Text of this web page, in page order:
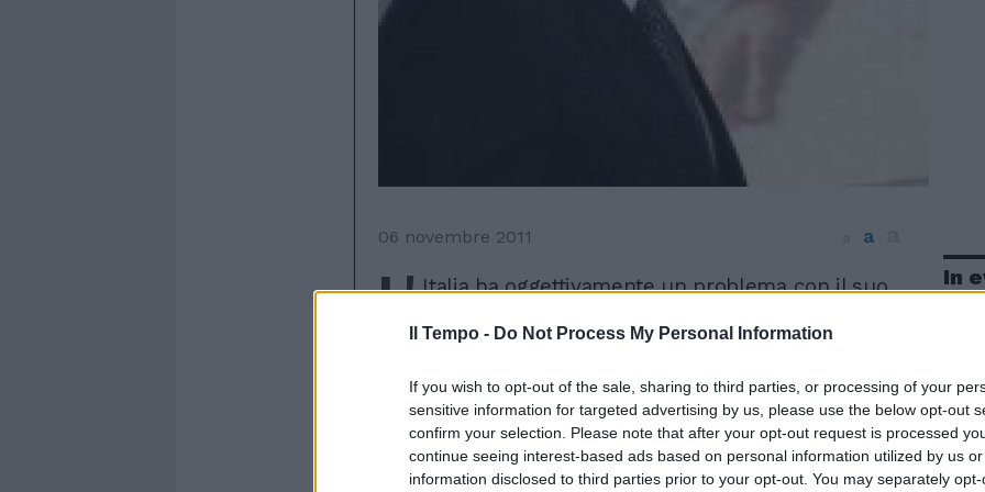
Il Tempo - Do Not Process My Personal Information
If you wish to opt-out of the sale, sharing to third parties, or processing of your
sensitive information for targeted advertising by us, please use the below opt-out
confirm your selection. Please note that after your opt-out request is processed
continue seeing interest-based ads based on personal information utilized by us
information disclosed to third parties prior to your opt-out. You may separately
06 novembre 2011 a
L' Italia ha oggettivamente un problema con il suo
Berlusconi rassicura i partner del G20, nel suo
Cannes, secondo quanto riferito da fonti della
delegazione italiana. Il presidente del Consiglio ha
sottolineato come i fondamentali dell'economia
italiana siano solidi, citando il dato dell'export
In